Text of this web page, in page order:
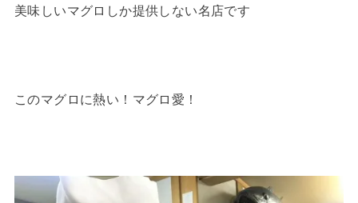
美味しいマグロしか提供しない名店です
このマグロに熱い！マグロ愛！